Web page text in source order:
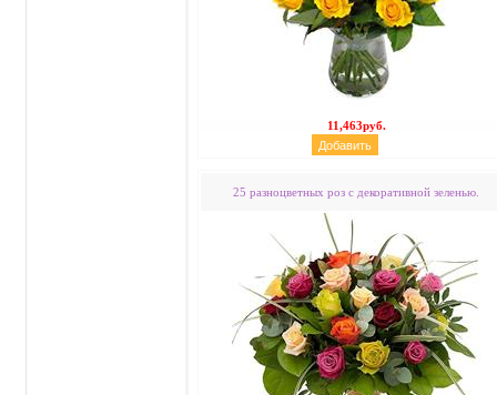
11,463руб.
25 разноцветных роз с декоративной зеленью.